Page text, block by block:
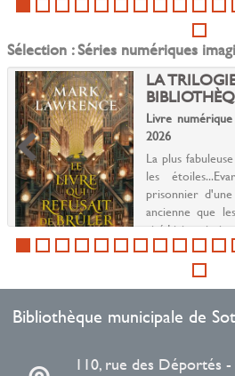
Sélection : Séries numériques
LA
Livre
2026
La plus
les
prisonnier
ancienne que
cité.Livira vivait
o...
Bibliothèque municipale de
110, rue des Déportés